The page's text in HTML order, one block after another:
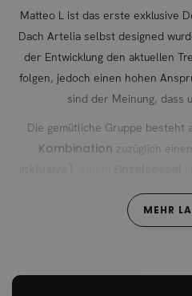
Matteo L ist das erste exklusive
Dach Artelia selbst designed
der Entwicklung den aktuellen
folgen, jedoch einen hohen
sind der Meinung, dass
Die gemütliche Gruppe besteht
Kombination zuzüglich
stilvolle Feuertisch schafft
Ihre Terrasse bis in die Nacht
einer Wärmeleistung von
die Feuerstelle nicht benötigt,
MEHR